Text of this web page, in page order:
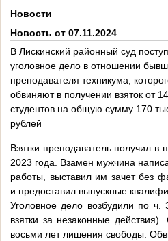
Новости
Новость от 07.11.2024
В Лискинский районный суд
уголовное дело в отношении
преподавателя техникума,
обвиняют в получении взяток от 14
студентов на общую сумму 170
рублей
Взятки преподаватель получил в
2023 года. Взамен мужчина
работы, выставил им зачет без
и предоставил выпускные
Уголовное дело возбудили по
взятки за незаконные
восьми лет лишения свободы.